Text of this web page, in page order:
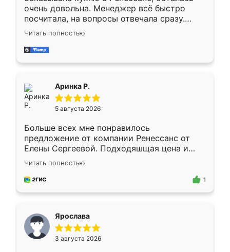
очень довольна. Менеджер всё быстро
посчитала, на вопросы отвечала сразу.
Замерщик приехал в субботу, подошёл к
делу со всей ответственностью. Собрали
за день, ребята работали аккуратно, даже
Читать полностью
Аринка Р.
5 августа 2026
Больше всех мне понравилось
предложение от компании Ренессанс от
Елены Сергеевой. Подходяшщая цена и
короткие сроки изготовления. Приехавший
для замера сотрудник Владислав
предложил по моему эскизу самый
Читать полностью
1
Ярослава
3 августа 2026